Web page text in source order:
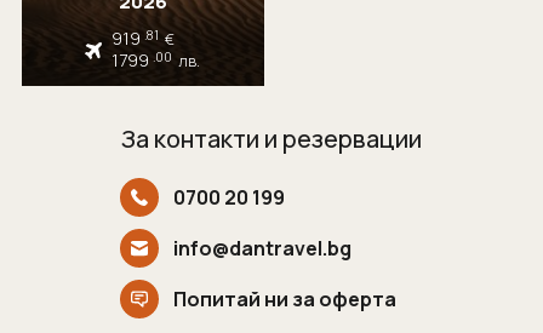
Екскурзии в Словения
Екскурзии във Франция
Екскурзии в Хърватия
Екскурзия в Египет
Екскурзии във Финландия
Екскурзии в Шотландия
Екскурзии в Русия
Екскурзии в Исландия
Мексико
Намибия
Непал
Парагвай
919 .81 €
1799 .00 лв.
За контакти и резервации
0700 20 199
info@dantravel.bg
Попитай ни за оферта